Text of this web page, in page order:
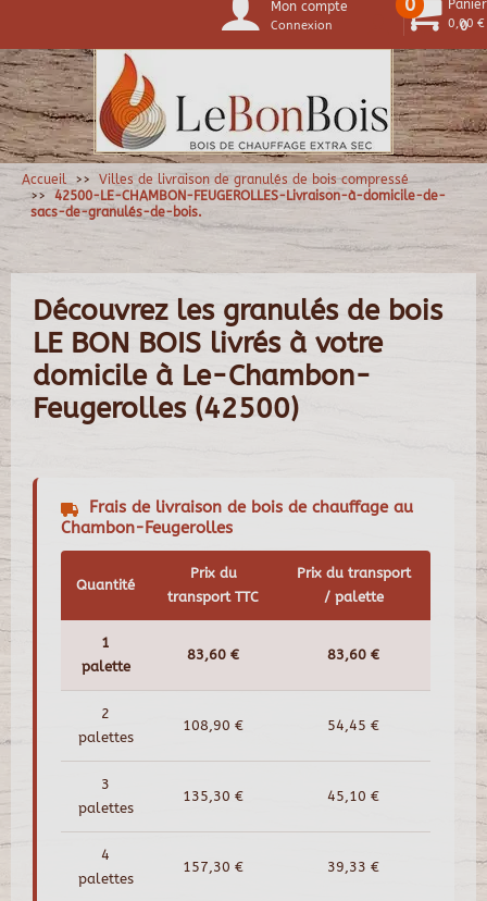
0
Mon compte
Connexion
0 Panier
0,00 €
Accueil
Villes de livraison de granulés de bois compressé
42500-LE-CHAMBON-FEUGEROLLES-Livraison-à-domicile-de-
sacs-de-granulés-de-bois.
Découvrez les granulés de bois
LE BON BOIS livrés à votre
domicile à Le-Chambon-
Feugerolles (42500)
Frais de livraison de bois de chauffage au
Chambon-Feugerolles
Quantité
Prix du
transport TTC
Prix du transport
/ palette
1
palette
83,60 € 83,60 €
2
palettes
108,90 € 54,45 €
3
palettes
135,30 € 45,10 €
4
palettes
157,30 € 39,33 €